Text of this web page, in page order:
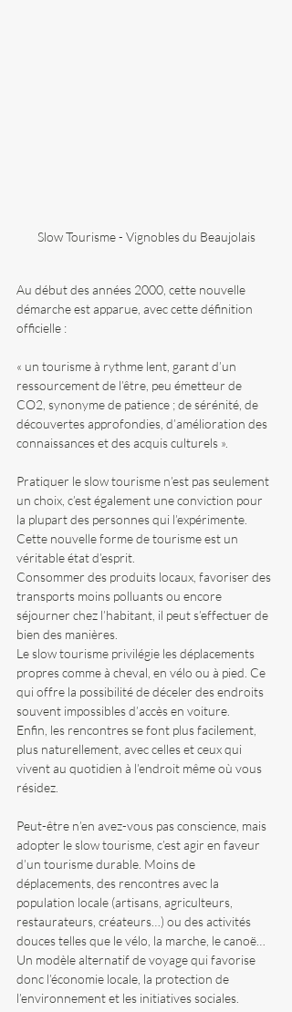
Slow Tourisme - Vignobles du Beaujolais
Au début des années 2000, cette nouvelle
démarche est apparue, avec cette définition
officielle :
« un tourisme à rythme lent, garant d’un
ressourcement de l’être, peu émetteur de
CO2, synonyme de patience ; de sérénité, de
découvertes approfondies, d’amélioration des
connaissances et des acquis culturels ».
Pratiquer le slow tourisme n’est pas seulement
un choix, c’est également une conviction pour
la plupart des personnes qui l’expérimente.
Cette nouvelle forme de tourisme est un
véritable état d’esprit.
Consommer des produits locaux, favoriser des
transports moins polluants ou encore
séjourner chez l’habitant, il peut s’effectuer de
bien des manières.
Le slow tourisme privilégie les déplacements
propres comme à cheval, en vélo ou à pied. Ce
qui offre la possibilité de déceler des endroits
souvent impossibles d’accès en voiture.
Enfin, les rencontres se font plus facilement,
plus naturellement, avec celles et ceux qui
vivent au quotidien à l’endroit même où vous
résidez.
Peut-être n’en avez-vous pas conscience, mais
adopter le slow tourisme, c’est agir en faveur
d’un tourisme durable. Moins de
déplacements, des rencontres avec la
population locale (artisans, agriculteurs,
restaurateurs, créateurs…) ou des activités
douces telles que le vélo, la marche, le canoë…
Un modèle alternatif de voyage qui favorise
donc l’économie locale, la protection de
l’environnement et les initiatives sociales.